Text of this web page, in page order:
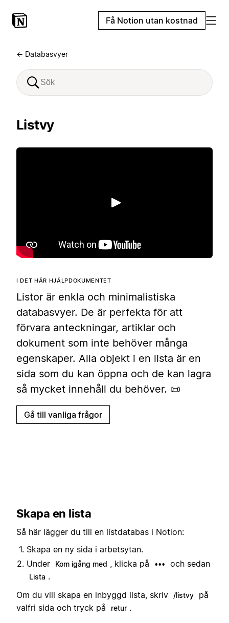
Få Notion utan kostnad
← Databasvyer
Listvy
Spela upp
I DET HÄR HJÄLPDOKUMENTET
Listor är enkla och minimalistiska
databasvyer. De är perfekta för att
förvara anteckningar, artiklar och
dokument som inte behöver många
egenskaper. Alla objekt i en lista är en
sida som du kan öppna och de kan lagra
så mycket innehåll du behöver. 📜
Gå till vanliga frågor
Skapa en lista
Så här lägger du till en listdatabas i Notion:
Skapa en ny sida i arbetsytan.
Under
Kom igång med , klicka på ••• och sedan
Lista .
Om du vill skapa en inbyggd lista, skriv
/listvy
på
valfri sida och tryck på
retur .